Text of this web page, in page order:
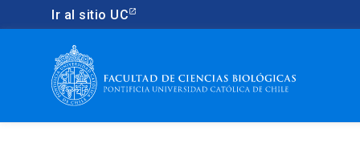
Ir al sitio UC